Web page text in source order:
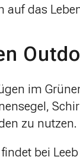
auf das
im
zu nutzen.
bei